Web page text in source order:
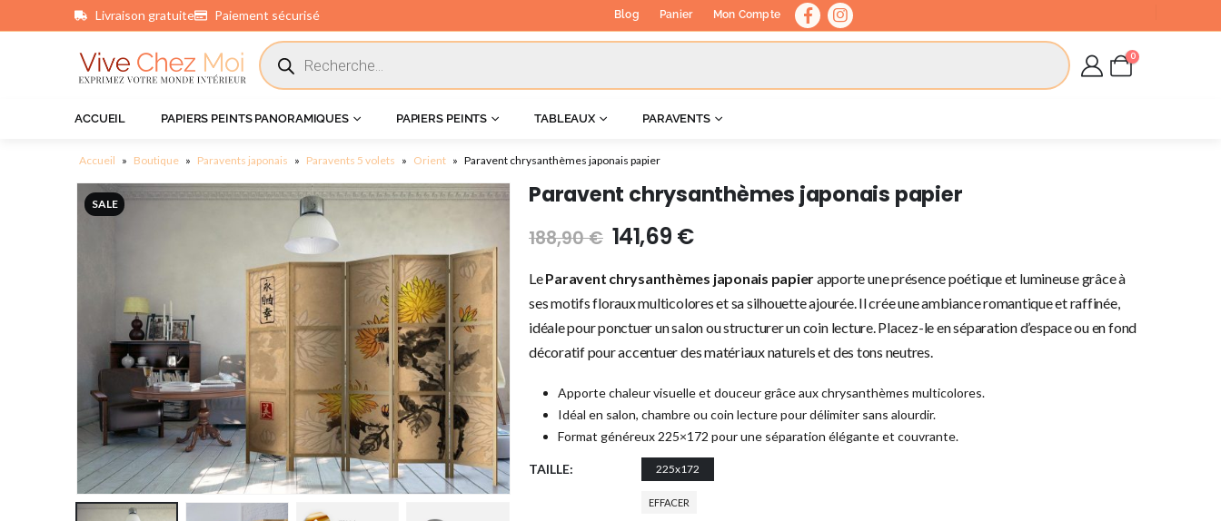
Livraison gratuite Paiement sécurisé Blog Panier Mon Compte
0
ACCUEIL PAPIERS PEINTS PANORAMIQUES PAPIERS PEINTS TABLEAUX PARAVENTS
Accueil » Boutique » Paravents japonais » Paravents 5 volets » Orient » Paravent chrysanthèmes japonais papier
SALE Paravent chrysanthèmes japonais papier
188,90€ 141,69 €
LeParavent chrysanthèmes japonais papierapporte une présence poétique et lumineuse grâce à
ses motifs floraux multicolores et sa silhouette ajourée. Il crée une ambiance romantique et raffinée,
idéale pour ponctuer un salon ou structurer un coin lecture. Placez-le en séparation d’espace ou en fond
décoratif pour accentuer des matériaux naturels et des tons neutres.
Apporte chaleur visuelle et douceur grâce aux chrysanthèmes multicolores.
Idéal en salon, chambre ou coin lecture pour délimiter sans alourdir.
Format généreux 225×172 pour une séparation élégante et couvrante.
TAILLE 225x172
EFFACER